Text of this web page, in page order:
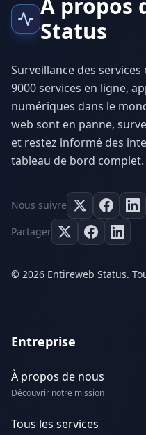
À propos
Status
Surveillance des
9000 services en ligne,
numériques dans le
web sont en panne,
et restez informé des
tableau de bord complet.
Nous suivre
Partager
© 2026 Entireweb Status.
Entreprise
À propos de nous
Découvrir notre mission
Tous les services